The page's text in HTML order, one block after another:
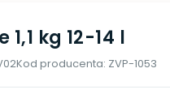
kg 12-14 l
Kod producenta: ZVP-1053